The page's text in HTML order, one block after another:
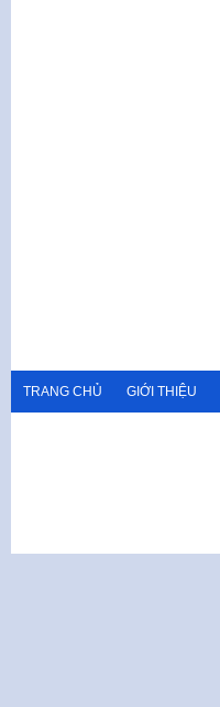
TRANG CHỦ GIỚI THIỆU